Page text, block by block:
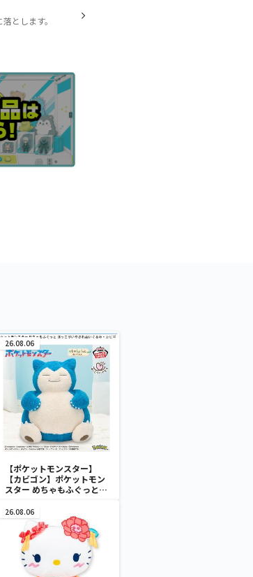
とします。
26.08.06
【ポケットモンスター】
【カビゴン】ポケットモン
スター めちゃもふぐっと
み～カビゴン～
26.08.06